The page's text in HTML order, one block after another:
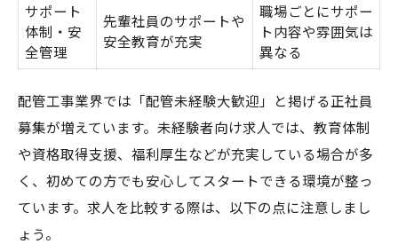
キャリアアップ志向に配管工事未経験可が最適
配管未経験大歓迎求人で目指すキャリアパ
未経験可の配管工事がキャリアアップに有
利な理由
正社員として成長できる配管未経験大歓迎
の現場
キャリアアップを叶える配管未経験者の学
サポート
体制・安
全管理
先輩社員のサポートや
安全教育が充実
職場ごとにサポー
ト内容や雰囲気は
異なる
配管工事業界では「配管未経験大歓迎」と掲げる正社員
募集が増えています。未経験者向け求人では、教育体制
や資格取得支援、福利厚生などが充実している場合が多
く、初めての方でも安心してスタートできる環境が整っ
ています。求人を比較する際は、以下の点に注意しまし
ょう。